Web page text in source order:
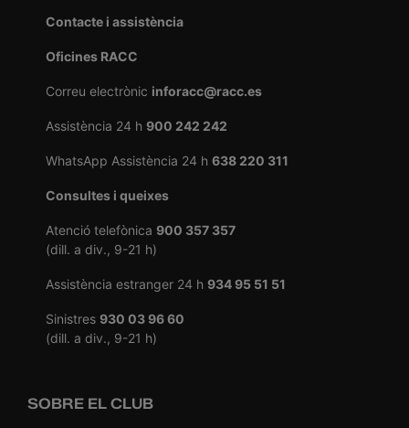
Contacte i assistència
Oficines RACC
Correu electrònic inforacc@racc.es
Assistència 24 h 900 242 242
WhatsApp Assistència 24 h 638 220 311
Consultes i queixes
Atenció telefònica 900 357 357
(dill. a div., 9-21 h)
Assistència estranger 24 h 934 95 51 51
Sinistres 930 03 96 60
(dill. a div., 9-21 h)
SOBRE EL CLUB